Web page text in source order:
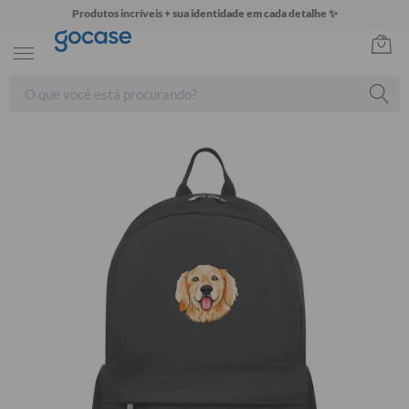
Produtos incríveis + sua identidade em cada detalhe ✨